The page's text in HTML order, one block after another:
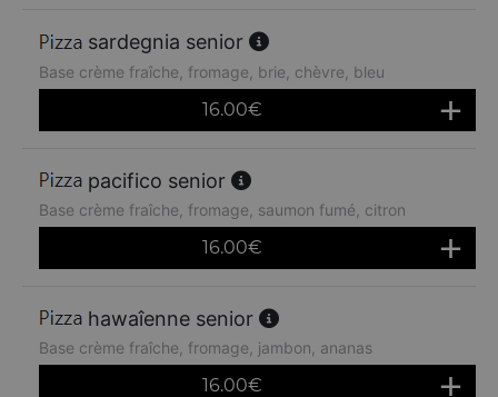
sardegnia senior
Base crème fraîche, fromage, brie, chèvre, bleu
16.00€
pacifico senior
Base crème fraîche, fromage, saumon fumé, citron
16.00€
hawaîenne senior
Base crème fraîche, fromage, jambon, ananas
16.00€